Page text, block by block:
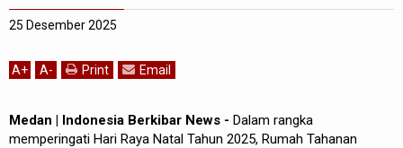
25 Desember 2025
A+ A- Print Email
Medan | Indonesia Berkibar News - Dalam rangka
memperingati Hari Raya Natal Tahun 2025, Rumah Tahanan